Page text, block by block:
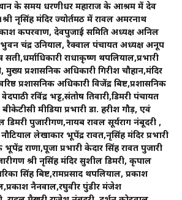
के समय धरणीधर महाराज के आश्रम में देव
नृसिंह मंदिर ज्योर्तमठ में रावल अमरनाथ
कपरवाण, देवपुजाई समिति अध्यक्ष अनिल
भुवन चंद्र उनियाल, रैक्वाल पंचायत अध्यक्ष अनूप
राधाकृष्ण थपलियाल,प्रभारी
मुख्य प्रशासनिक अधिकारी गिरीश चौहान,मंदिर
प्रशासनिक अधिकारी विजेंद्र बिष्ट,प्रशासनिक
रविंद्र भट्ट,संतोष तिवारी,डिमरी पंचायत
मीडिया प्रभारी डा. हरीश गौड़, एवं
पुजारीगण,नायब रावल सूर्यराग नंबूदरी ,
नौटियाल लेखाकार भूपेंद्र रावत,नृसिंह मंदिर प्रभारी
राणा,पूजा प्रभारी केदार सिंह रावत पुजारी
श्री नृसिंह मंदिर सुशील डिमरी, कृपाल
सिंह बिष्ट,रामप्रसाद थपलियाल, प्रकाश
नैनवाल,रघुवीर पुंडीर मंजेश